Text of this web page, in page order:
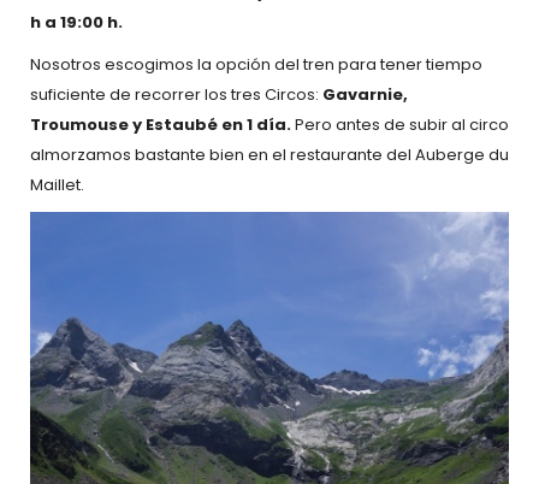
h a 19:00 h.
Nosotros escogimos la opción del tren para tener tiempo
suficiente de recorrer los tres Circos: Gavarnie,
Troumouse y Estaubé en 1 día.Pero antes de subir al circo
almorzamos bastante bien en el restaurante del Auberge du
Maillet.